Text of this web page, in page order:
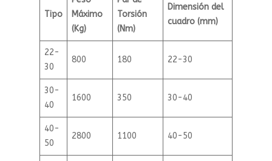
Tipo
Máximo
(Kg)
Torsión
(Nm)
Dimensión del
cuadro (mm)
22-
30
800 180 22-30
30-
40
1600 350 30-40
40-
50
2800 1100 40-50